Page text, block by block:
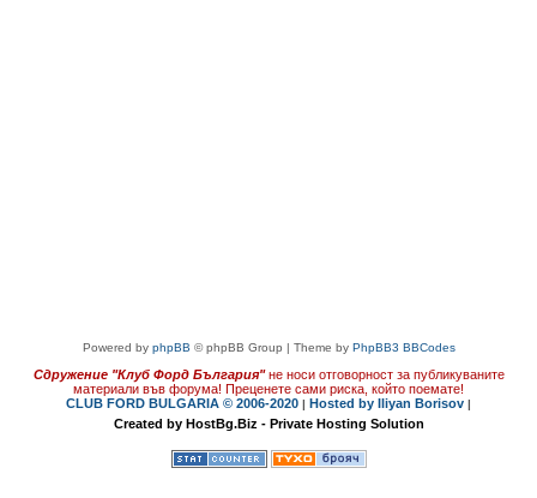
Powered by phpBB © phpBB Group | Theme by PhpBB3 BBCodes
Сдружение "Клуб Форд България" не носи отговорност за публикуваните
материали във форума! Преценете сами риска, който поемате!
CLUB FORD BULGARIA © 2006-2020 | Hosted by Iliyan Borisov |
Created by HostBg.Biz - Private Hosting Solution